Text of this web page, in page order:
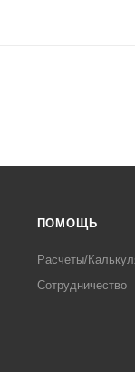
ПОМОЩЬ
Расчеты/
Сотрудничество